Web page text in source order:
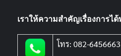
เราให้ความสำคัญเรื่องการไ
โทร: 082-